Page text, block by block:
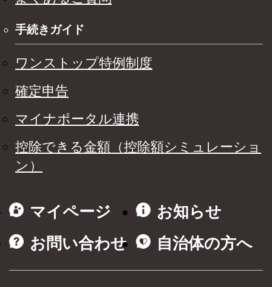
手続きガイド
ワンストップ特例制度
確定申告
マイナポータル連携
控除できる金額（控除額シミュレーショ
ン）
マイページ
お知らせ
お問い合わせ
自治体の方へ